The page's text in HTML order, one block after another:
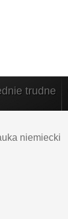
trudne
niemiecki